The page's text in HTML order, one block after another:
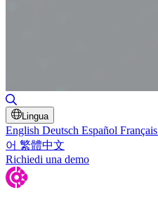
Lingua
English Deutsch Español Français
어 繁體中文
Richiedi una demo